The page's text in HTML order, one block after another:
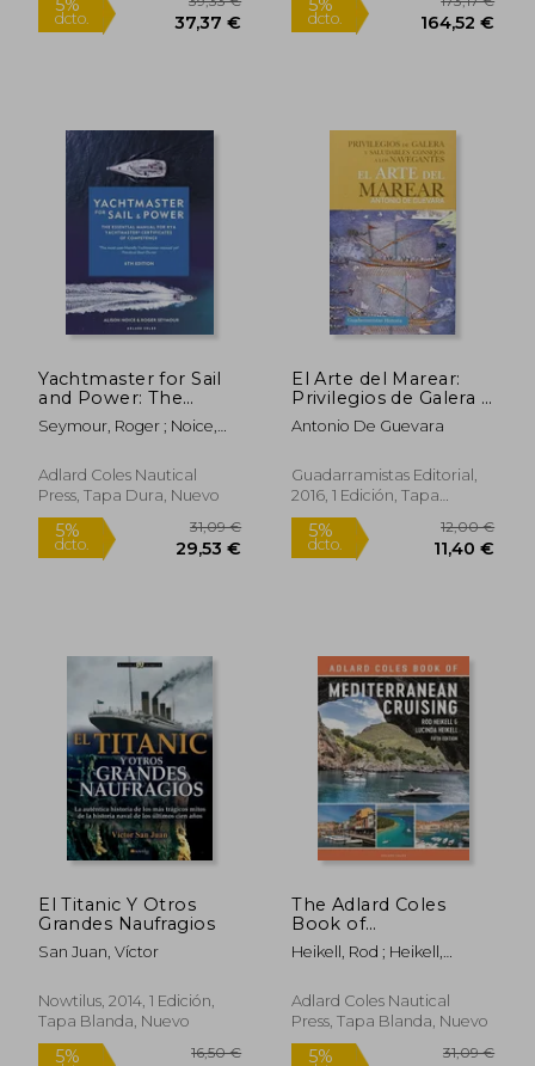
5%
dcto.
Yachtmaster for Sail
and Power: The
Essential Manual for
Rya Yachtmaster(r)
Competence (en
Inglés)
Seymour, Roger ; Noice,
Adlard Coles Nautical
Press, Tapa Dura, Nuevo
5%
dcto.
31,09 €
El Arte del Marear:
Privilegios de Galera y
Saludables Consejos a
los Navegantes
Antonio De Guevara
Guadarramistas Editorial,
2016, 1 Edición, Tapa
Blanda, Nuevo
5%
dcto.
El Titanic Y Otros
Grandes Naufragios
San Juan, Víctor
Nowtilus, 2014, 1 Edición,
Tapa Blanda, Nuevo
The Adlard Coles
Book of
Mediterranean
Cruising: 5th Edition
Heikell, Rod ; Heikell,
Adlard Coles Nautical
Press, Tapa Blanda, Nuevo